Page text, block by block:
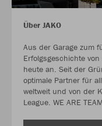
Über JAKO
Aus der Garage zum
Erfolgsgeschichte
heute an. Seit der
optimale Partner für
weltweit und von der
League. WE ARE